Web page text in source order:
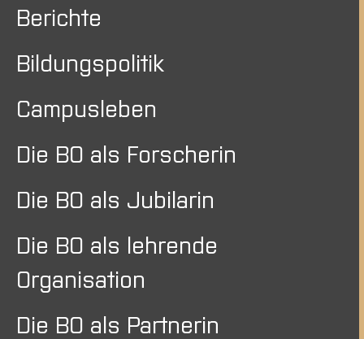
Berichte
Bildungspolitik
Campusleben
Die BO als Forscherin
Die BO als Jubilarin
Die BO als lehrende
Organisation
Die BO als Partnerin